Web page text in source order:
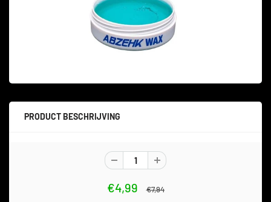
PRODUCT BESCHRIJVING
€4,99 €7,94